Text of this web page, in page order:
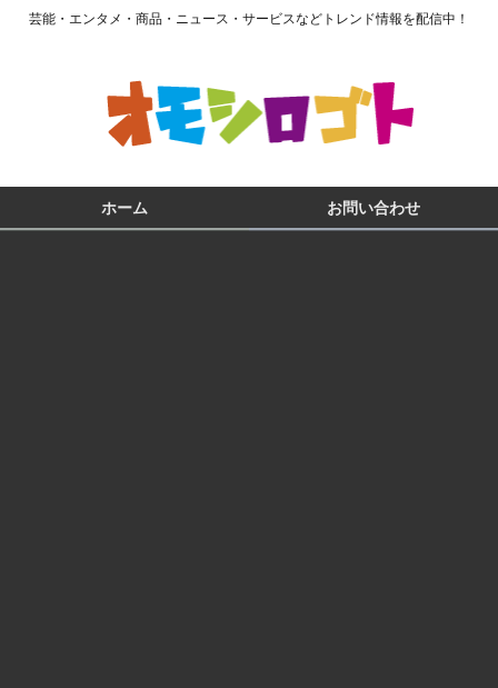
芸能・エンタメ・商品・ニュース・サービスなどトレンド情報を配信中！
ホーム お問い合わせ